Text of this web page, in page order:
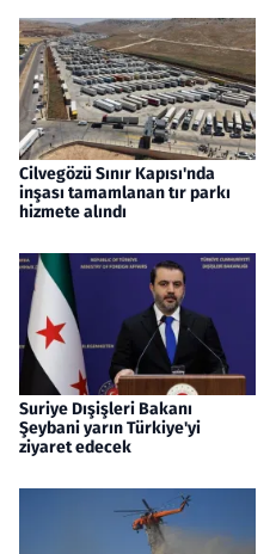
Cilvegözü Sınır Kapısı'nda
inşası tamamlanan tır parkı
hizmete alındı
Suriye Dışişleri Bakanı
Şeybani yarın Türkiye'yi
ziyaret edecek